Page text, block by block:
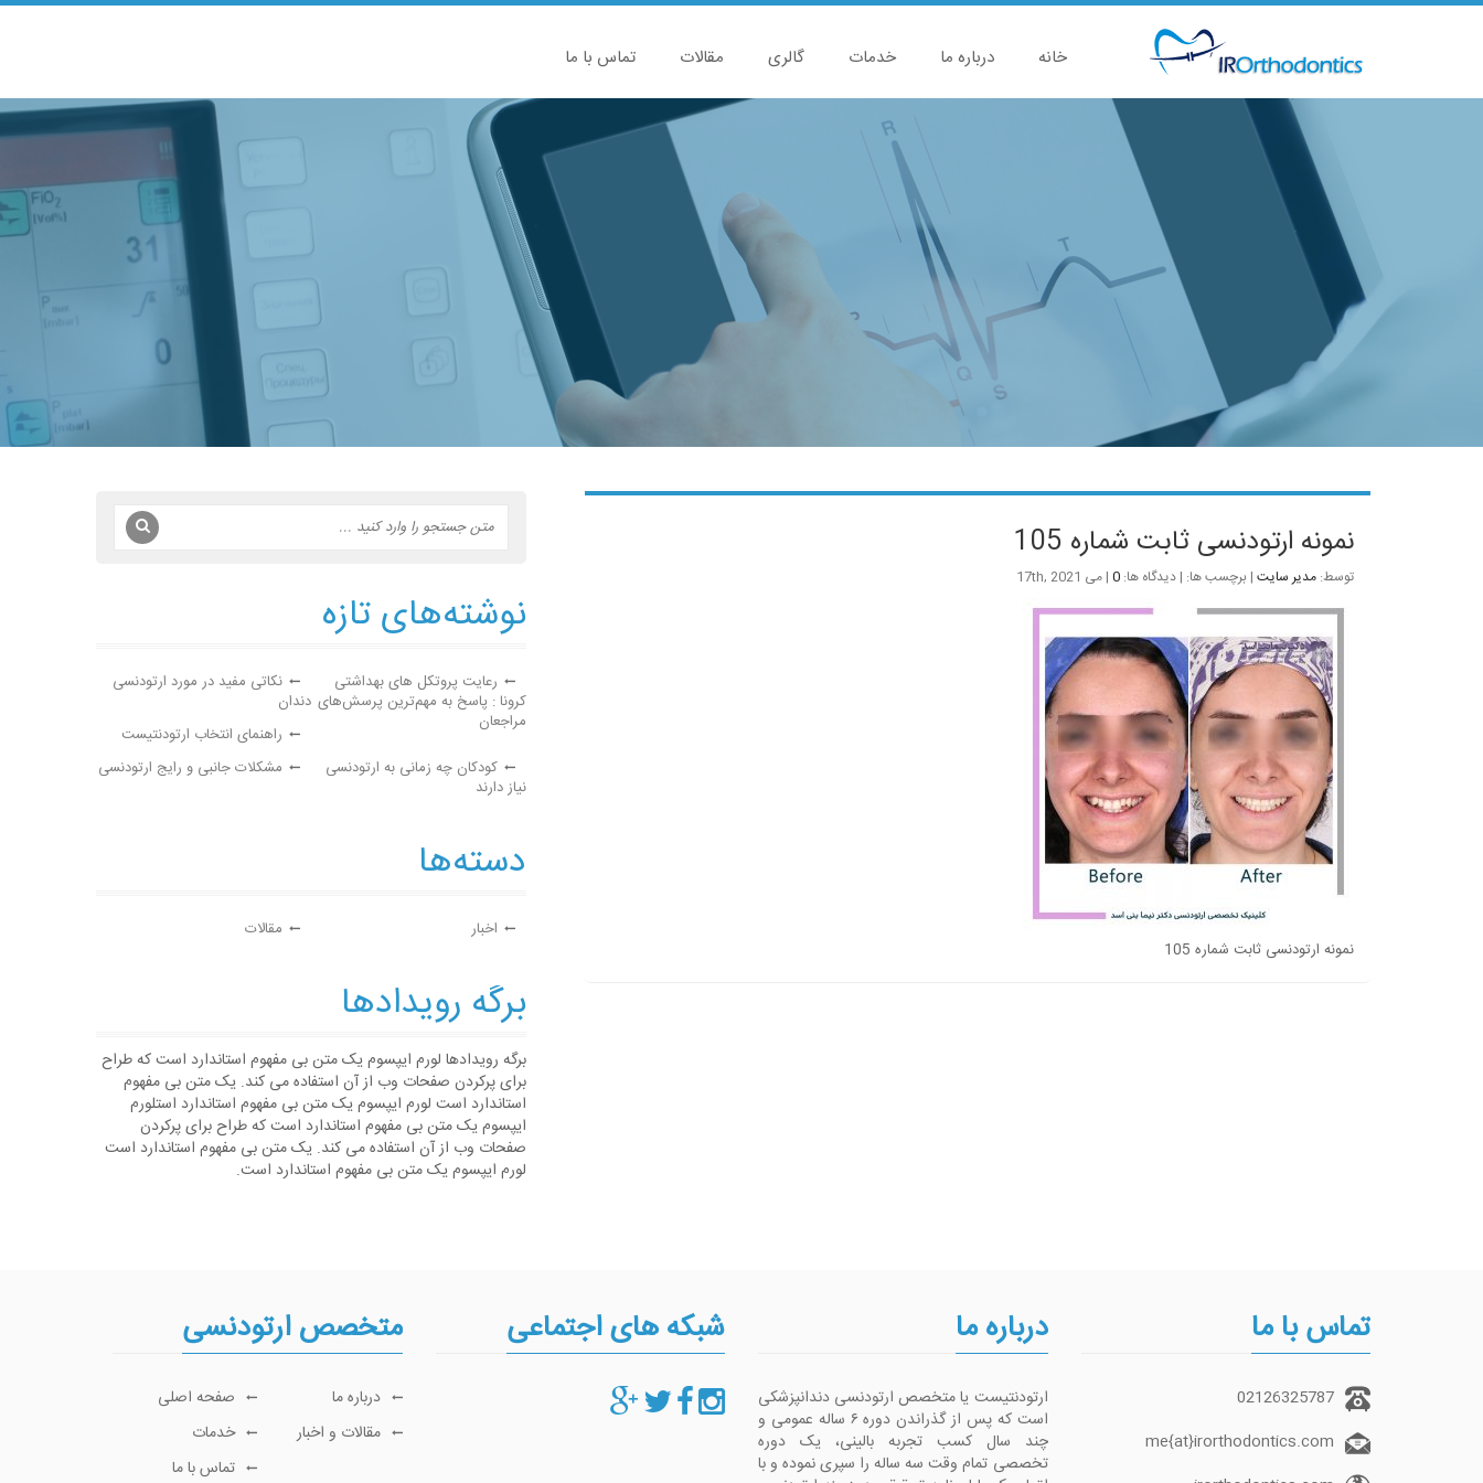
خانه درباره ما خدمات گالری مقالات تماس با ما
نمونه ارتودنسی ثابت شماره 105
توسط: مدیر سایت | برچسب ها: | دیدگاه ها: 0 | می 17th, 2021
نمونه ارتودنسی ثابت شماره 105
نوشته‌های تازه
رعایت پروتکل های بهداشتی
کرونا : پاسخ به مهم‌ترین پرسش‌های
مراجعان
نکاتی مفید در مورد ارتودنسی
دندان
راهنمای انتخاب ارتودنتیست
کودکان چه زمانی به ارتودنسی
نیاز دارند
مشکلات جانبی و رایج ارتودنسی
دسته‌ها
اخبار مقالات
برگه رویدادها
برگه رویدادها لورم ایپسوم یک متن بی مفهوم استاندارد است که طراح
برای پرکردن صفحات وب از آن استفاده می کند. یک متن بی مفهوم
استاندارد است لورم ایپسوم یک متن بی مفهوم استاندارد استلورم
ایپسوم یک متن بی مفهوم استاندارد است که طراح برای پرکردن
صفحات وب از آن استفاده می کند. یک متن بی مفهوم استاندارد است
لورم ایپسوم یک متن بی مفهوم استاندارد است.
متخصص ارتودنسی
صفحه اصلی
درباره ما
خدمات
مقالات و اخبار
تماس با ما
شبکه های اجتماعی درباره ما
ارتودنتیست یا متخصص ارتودنسی دندانپزشکی
است که پس از گذراندن دوره ۶ ساله عمومی و
چند سال کسب تجربه بالینی، یک دوره
تخصصی تمام وقت سه ساله را سپری نموده و با
تماس با ما
02126325787
me{at}irorthodontics.com